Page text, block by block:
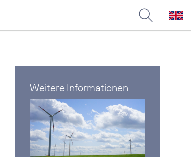
Weitere Informationen